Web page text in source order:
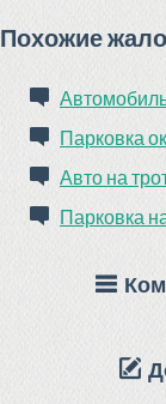
Похожие
Парковка
Авто на
Парковка